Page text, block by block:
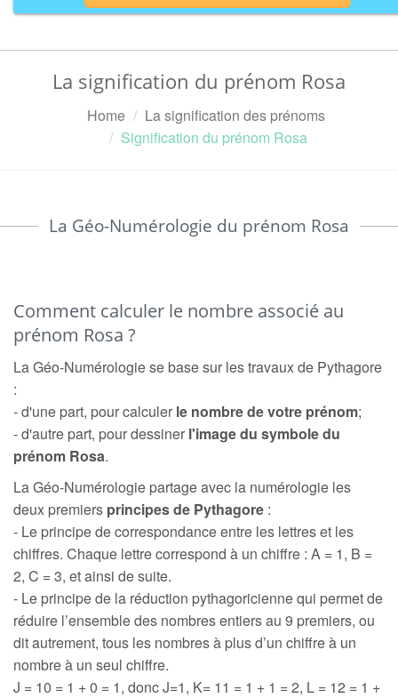
La signification du prénom Rosa
Home
La signification des prénoms
Signification du prénom Rosa
La Géo-Numérologie du prénom Rosa
Comment calculer le nombre associé au
prénom Rosa ?
La Géo-Numérologie se base sur les travaux de Pythagore
:
- d'une part, pour calculer le nombre de votre prénom;
- d'autre part, pour dessiner l'image du symbole du
prénom Rosa.
La Géo-Numérologie partage avec la numérologie les
deux premiers principes de Pythagore :
- Le principe de correspondance entre les lettres et les
chiffres. Chaque lettre correspond à un chiffre : A = 1, B =
2, C = 3, et ainsi de suite.
- Le principe de la réduction pythagoricienne qui permet de
réduire l’ensemble des nombres entiers au 9 premiers, ou
dit autrement, tous les nombres à plus d’un chiffre à un
nombre à un seul chiffre.
J = 10 = 1 + 0 = 1, donc J=1, K= 11 = 1 + 1 = 2, L = 12 = 1 +